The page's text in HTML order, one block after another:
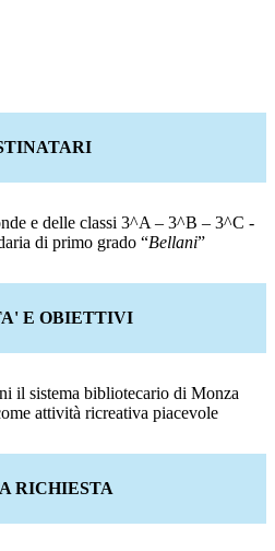
e delle classi 3^A – 3^B – 3^C -
di primo grado “Bellani”
E OBIETTIVI
il sistema bibliotecario di Monza
attività ricreativa piacevole
RICHIESTA